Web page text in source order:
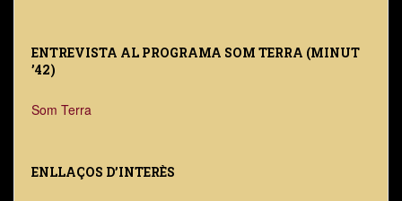
ENTREVISTA AL PROGRAMA SOM TERRA (MINUT
’42)
Som Terra
ENLLAÇOS D’INTERÈS